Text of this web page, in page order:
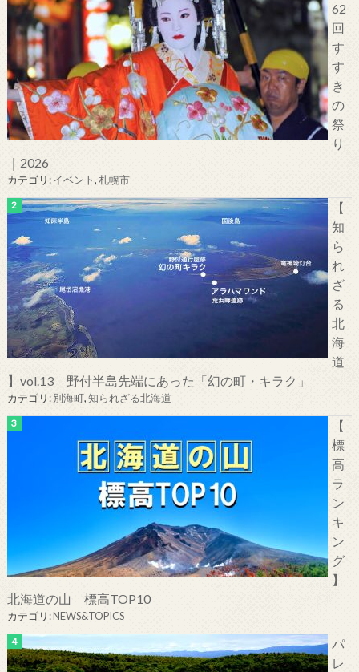
62
回
す
す
き
の
祭
り
｜2026
カテゴリ:イベント,札幌市
【
知
ら
れ
ざ
る
北
海
道
】vol.13 野付半島先端にあった「幻の町・キラク」
カテゴリ:別海町,知られざる北海道
【
標
高
ラ
ン
キ
ン
グ
】
北海道の山 標高TOP10
カテゴリ:NEWS&TOPICS
パ
レ